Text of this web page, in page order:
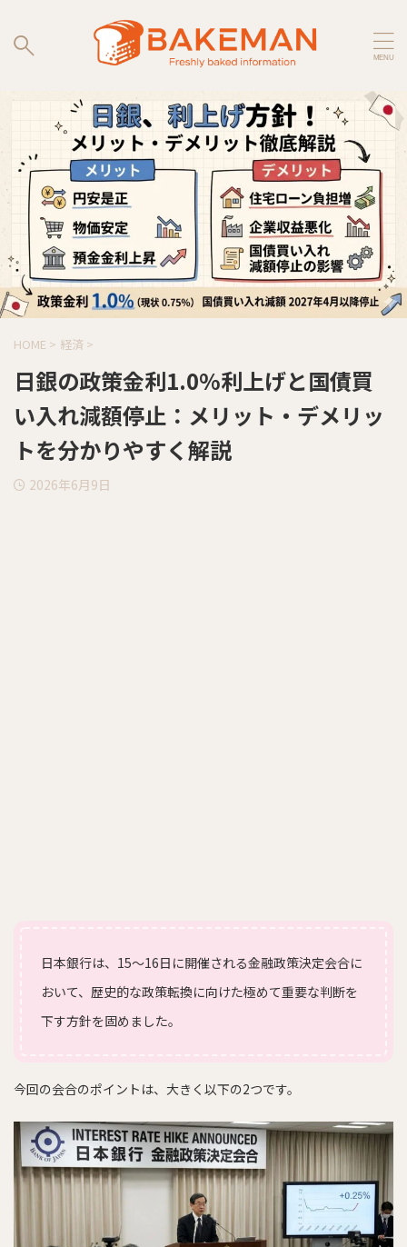
HOME > 経済 >
日銀の政策金利1.0%利上げと国債買
い入れ減額停止：メリット・デメリッ
トを分かりやすく解説
2026年6月9日
日本銀行は、15〜16日に開催される金融政策決定会合に
おいて、歴史的な政策転換に向けた極めて重要な判断を
下す方針を固めました。
今回の会合のポイントは、大きく以下の2つです。